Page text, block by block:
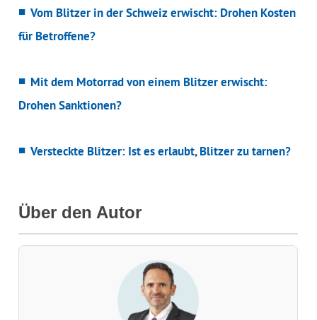
Vom Blitzer in der Schweiz erwischt: Drohen Kosten
für Betroffene?
Mit dem Motorrad von einem Blitzer erwischt:
Drohen Sanktionen?
Versteckte Blitzer: Ist es erlaubt, Blitzer zu tarnen?
Über den Autor